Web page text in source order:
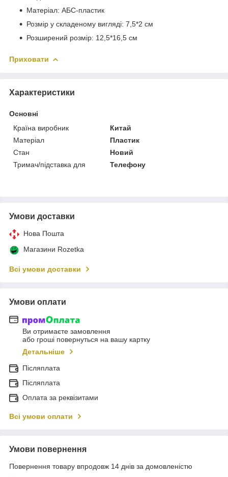
Матеріал: АБС-пластик
Розмір у складеному вигляді: 7,5*2 см
Розширений розмір: 12,5*16,5 см
Приховати
Характеристики
Основні
Країна виробник
Китай
Матеріал
Пластик
Стан
Новий
Тримач/підставка для
Телефону
Умови доставки
Нова Пошта
Магазини Rozetka
Всі умови доставки
Умови оплати
Ви отримаєте замовлення
або гроші повернуться на вашу картку
Детальніше
Післяплата
Післяплата
Оплата за реквізитами
Всі умови оплати
Умови повернення
Повернення товару впродовж 14 днів за домовленістю